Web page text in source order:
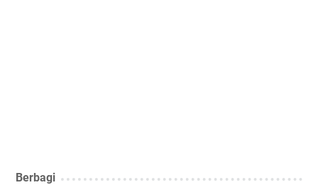
Berbagi